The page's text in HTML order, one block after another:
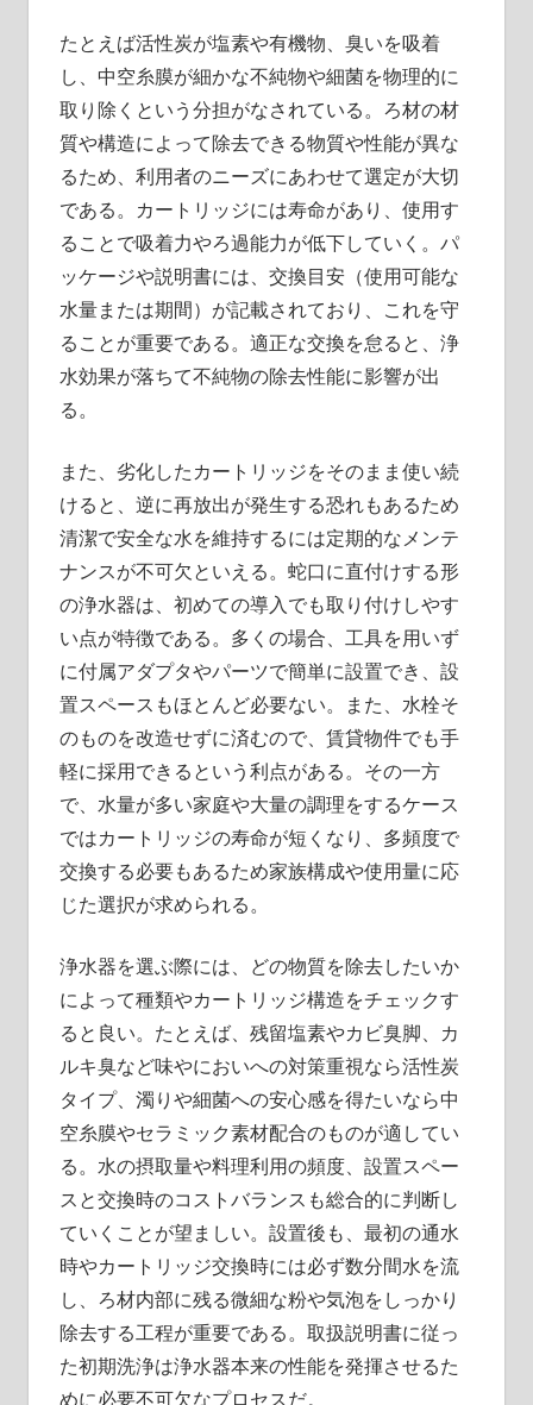
たとえば活性炭が塩素や有機物、臭いを吸着
し、中空糸膜が細かな不純物や細菌を物理的に
取り除くという分担がなされている。ろ材の材
質や構造によって除去できる物質や性能が異な
るため、利用者のニーズにあわせて選定が大切
である。カートリッジには寿命があり、使用す
ることで吸着力やろ過能力が低下していく。パ
ッケージや説明書には、交換目安（使用可能な
水量または期間）が記載されており、これを守
ることが重要である。適正な交換を怠ると、浄
水効果が落ちて不純物の除去性能に影響が出
る。
また、劣化したカートリッジをそのまま使い続
けると、逆に再放出が発生する恐れもあるため
清潔で安全な水を維持するには定期的なメンテ
ナンスが不可欠といえる。蛇口に直付けする形
の浄水器は、初めての導入でも取り付けしやす
い点が特徴である。多くの場合、工具を用いず
に付属アダプタやパーツで簡単に設置でき、設
置スペースもほとんど必要ない。また、水栓そ
のものを改造せずに済むので、賃貸物件でも手
軽に採用できるという利点がある。その一方
で、水量が多い家庭や大量の調理をするケース
ではカートリッジの寿命が短くなり、多頻度で
交換する必要もあるため家族構成や使用量に応
じた選択が求められる。
浄水器を選ぶ際には、どの物質を除去したいか
によって種類やカートリッジ構造をチェックす
ると良い。たとえば、残留塩素やカビ臭脚、カ
ルキ臭など味やにおいへの対策重視なら活性炭
タイプ、濁りや細菌への安心感を得たいなら中
空糸膜やセラミック素材配合のものが適してい
る。水の摂取量や料理利用の頻度、設置スペー
スと交換時のコストバランスも総合的に判断し
ていくことが望ましい。設置後も、最初の通水
時やカートリッジ交換時には必ず数分間水を流
し、ろ材内部に残る微細な粉や気泡をしっかり
除去する工程が重要である。取扱説明書に従っ
た初期洗浄は浄水器本来の性能を発揮させるた
めに必要不可欠なプロセスだ。